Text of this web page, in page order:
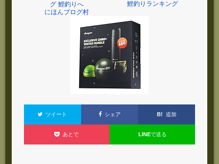
にほんブログ村
鯉釣りランキング
ツイート シェア B! 追加
あとで LINEで送る